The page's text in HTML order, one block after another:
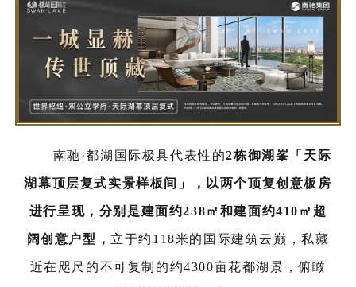
南驰·都湖国际极具代表性的2栋御湖峯「天际
湖幕顶层复式实景样板间」 ，以两个顶复创意板房
进行呈现， 分别是建面约238㎡和建面约410㎡超
阔创意户型， 立于约118米的国际建筑云巅，私藏
近在咫尺的不可复制的约4300亩花都湖景，俯瞰